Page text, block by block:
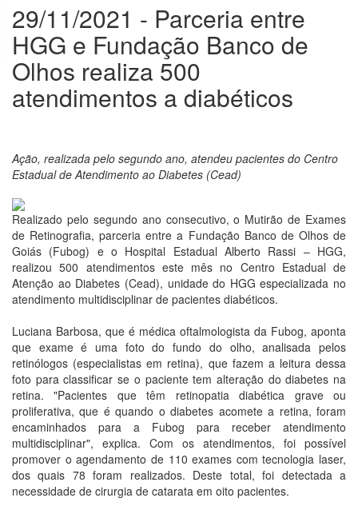
29/11/2021 - Parceria entre
HGG e Fundação Banco de
Olhos realiza 500
atendimentos a diabéticos
Ação, realizada pelo segundo ano, atendeu pacientes do Centro
Estadual de Atendimento ao Diabetes (Cead)
Realizado pelo segundo ano consecutivo, o Mutirão de Exames
de Retinografia, parceria entre a Fundação Banco de Olhos de
Goiás (Fubog) e o Hospital Estadual Alberto Rassi – HGG,
realizou 500 atendimentos este mês no Centro Estadual de
Atenção ao Diabetes (Cead), unidade do HGG especializada no
atendimento multidisciplinar de pacientes diabéticos.
Luciana Barbosa, que é médica oftalmologista da Fubog, aponta
que exame é uma foto do fundo do olho, analisada pelos
retinólogos (especialistas em retina), que fazem a leitura dessa
foto para classificar se o paciente tem alteração do diabetes na
retina. "Pacientes que têm retinopatia diabética grave ou
proliferativa, que é quando o diabetes acomete a retina, foram
encaminhados para a Fubog para receber atendimento
multidisciplinar", explica. Com os atendimentos, foi possível
promover o agendamento de 110 exames com tecnologia laser,
dos quais 78 foram realizados. Deste total, foi detectada a
necessidade de cirurgia de catarata em oito pacientes.